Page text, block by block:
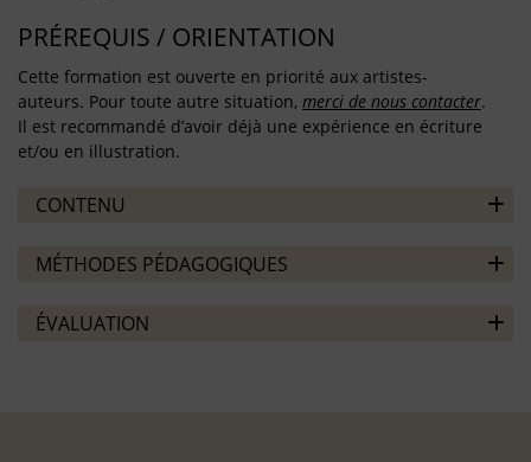
PRÉREQUIS / ORIENTATION
Cette formation est ouverte en priorité aux artistes-
auteurs. Pour toute autre situation, merci de nous contacter.
Il est recommandé d’avoir déjà une expérience en écriture
et/ou en illustration.
CONTENU
MÉTHODES PÉDAGOGIQUES
ÉVALUATION